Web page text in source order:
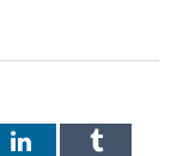
LinkedInTumblr